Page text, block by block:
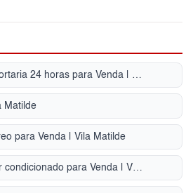
Apartamento com portaria 24 horas para Venda | Vila Matilde
Matilde
para Venda | Vila Matilde
Apartamento com ar condicionado para Venda | Vila Matilde